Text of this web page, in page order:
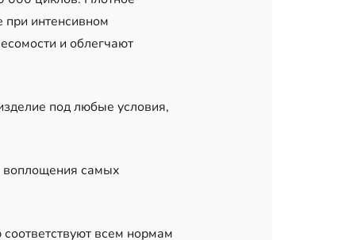
при интенсивном
и облегчают
под любые условия,
воплощения самых
всем нормам